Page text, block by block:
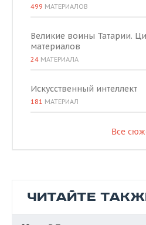
499 МАТЕРИАЛОВ
Великие воины Татарии.
материалов
24 МАТЕРИАЛА
Искусственный интеллект
181 МАТЕРИАЛ
Все
ЧИТАЙТЕ